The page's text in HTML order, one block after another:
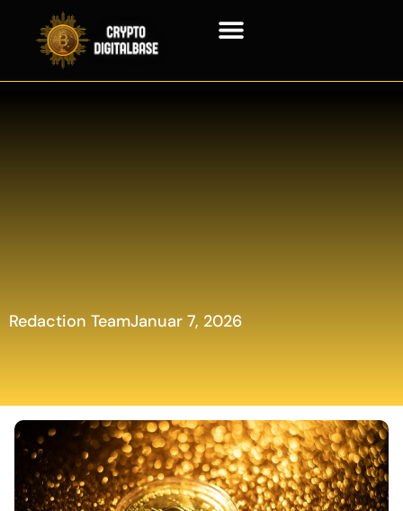
Redaction TeamJanuar 7, 2026